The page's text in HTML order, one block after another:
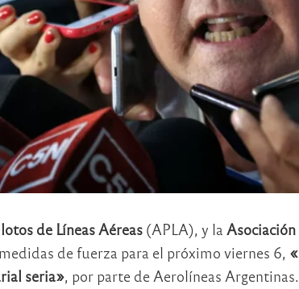
de Líneas Aéreas(APLA), y la
de fuerza para el próximo viernes 6,
seria», por parte de Aerolíneas Argentinas.